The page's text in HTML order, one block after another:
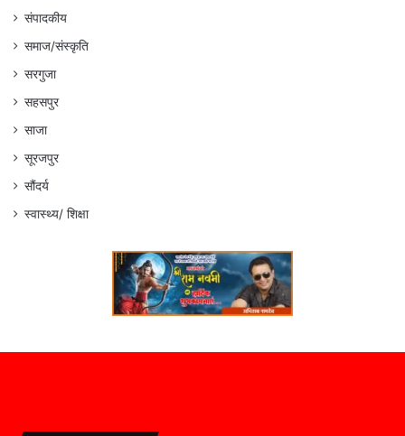
संपादकीय
समाज/संस्कृति
सरगुजा
सहसपुर
साजा
सूरजपुर
सौंदर्य
स्वास्थ्य/ शिक्षा